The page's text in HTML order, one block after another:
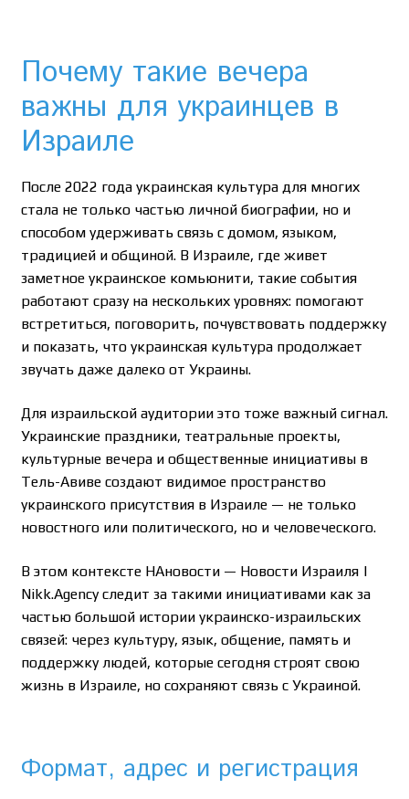
Почему такие вечера
важны для украинцев в
Израиле
После 2022 года украинская культура для многих
стала не только частью личной биографии, но и
способом удерживать связь с домом, языком,
традицией и общиной. В Израиле, где живет
заметное украинское комьюнити, такие события
работают сразу на нескольких уровнях: помогают
встретиться, поговорить, почувствовать поддержку
и показать, что украинская культура продолжает
звучать даже далеко от Украины.
Для израильской аудитории это тоже важный сигнал.
Украинские праздники, театральные проекты,
культурные вечера и общественные инициативы в
Тель-Авиве создают видимое пространство
украинского присутствия в Израиле — не только
новостного или политического, но и человеческого.
В этом контексте НАновости — Новости Израиля |
Nikk.Agency следит за такими инициативами как за
частью большой истории украинско-израильских
связей: через культуру, язык, общение, память и
поддержку людей, которые сегодня строят свою
жизнь в Израиле, но сохраняют связь с Украиной.
Формат, адрес и регистрация